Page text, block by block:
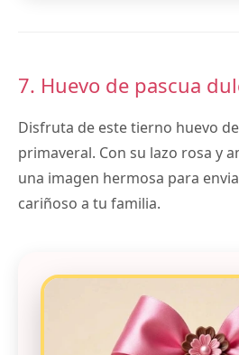
7. Huevo de pascua
Disfruta de este tierno huevo
primaveral. Con su lazo rosa y
una imagen hermosa para
cariñoso a tu familia.